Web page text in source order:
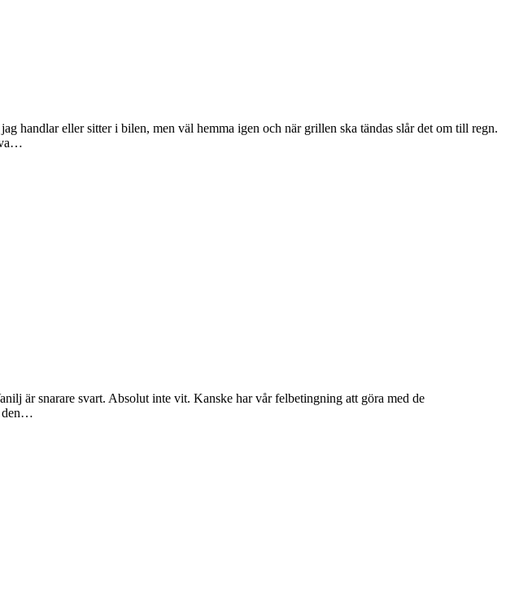
handlar eller sitter i bilen, men väl hemma igen och när grillen ska tändas slår det om till regn.
är snarare svart. Absolut inte vit. Kanske har vår felbetingning att göra med de
den…